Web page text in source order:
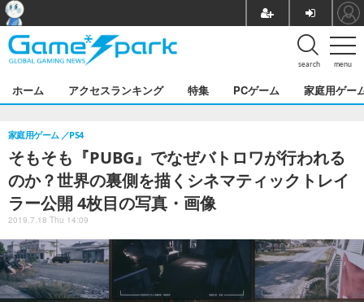
menu
search
ホーム アクセスランキング 特集 PCゲーム 家庭用ゲー
そもそも『PUBG』でなぜバトロワが行われる
のか？世界の裏側を描くシネマティックトレイ
ラー公開 4枚目の写真・画像
家庭用ゲーム PS4
2019.7.18 Thu 14:09